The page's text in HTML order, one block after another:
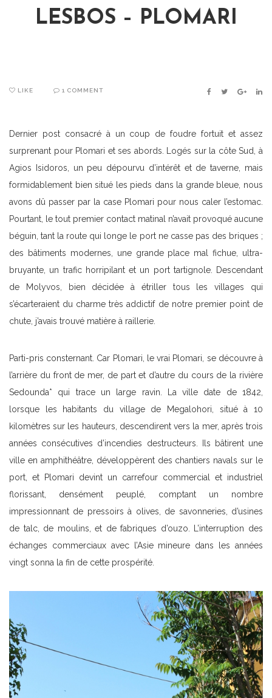
LESBOS – PLOMARI
LIKE 1 COMMENT FACEBOOK
TWITTER
Dernier post consacré à un coup de foudre fortuit et assez
surprenant pour Plomari et ses abords. Logés sur la côte Sud, à
Agios Isidoros, un peu dépourvu d’intérêt et de taverne, mais
formidablement bien situé les pieds dans la grande bleue, nous
avons dû passer par la case Plomari pour nous caler l’estomac.
Pourtant, le tout premier contact matinal n’avait provoqué aucune
béguin, tant la route qui longe le port ne casse pas des briques ;
des bâtiments modernes, une grande place mal fichue, ultra-
bruyante, un trafic horripilant et un port tartignole. Descendant
de Molyvos, bien décidée à étriller tous les villages qui
s’écarteraient du charme très addictif de notre premier point de
chute, j’avais trouvé matière à raillerie.
Parti-pris consternant. Car Plomari, le vrai Plomari, se découvre à
l’arrière du front de mer, de part et d’autre du cours de la rivière
Sedounda* qui trace un large ravin. La ville date de 1842,
lorsque les habitants du village de Megalohori, situé à 10
kilomètres sur les hauteurs, descendirent vers la mer, après trois
années consécutives d’incendies destructeurs. Ils bâtirent une
ville en amphithéâtre, développèrent des chantiers navals sur le
port, et Plomari devint un carrefour commercial et industriel
florissant, densément peuplé, comptant un nombre
impressionnant de pressoirs à olives, de savonneries, d’usines
de talc, de moulins, et de fabriques d’ouzo. L’interruption des
échanges commerciaux avec l’Asie mineure dans les années
vingt sonna la fin de cette prospérité.